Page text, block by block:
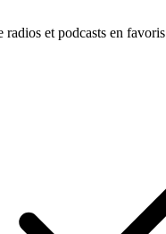
radios et podcasts en favoris